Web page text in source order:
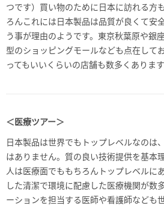
つです）買い物のために日本に訪れる方
ろんこれには日本製品は品質が良くて安
う事が理由のようです。東京秋葉原や銀
型のショッピングモールなども点在して
ってもいいくらいの店舗も数多くあります
＜医療ツアー＞
日本製品は世界でもトップレベルなのは
はありません。質の良い技術提供を基本
人は医療面でももちろんトップレベルに
した清潔で環境に配慮した医療機関が数
ーションを担当する医師や看護師なども